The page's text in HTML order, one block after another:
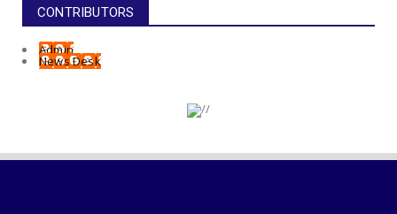
CONTRIBUTORS
Admin
News Desk